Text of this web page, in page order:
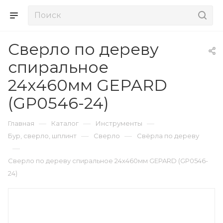
Сверло по дереву
спиральное
24х460мм GEPARD
(GP0546-24)
Главная — Каталог — Инструменты —
Бур, сверло, шплинт — Сверло — Свёрла по дереву
—
Сверло по дереву спиральное 24х460мм GEPARD (GP0546-
24)